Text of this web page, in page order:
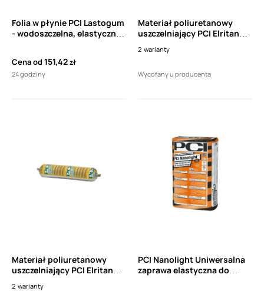
Folia w płynie PCI Lastogum
- wodoszczelna, elastyczna,
łazienkach i natryskach
Cena od151,42zł
24 godziny
Materiał poliuretanowy
uszczelniający PCI Elritan
2 warianty
Wycofany u producenta
Materiał poliuretanowy
uszczelniający PCI Elritan
2 warianty
PCI Nanolight Uniwersalna
zaprawa elastyczna do